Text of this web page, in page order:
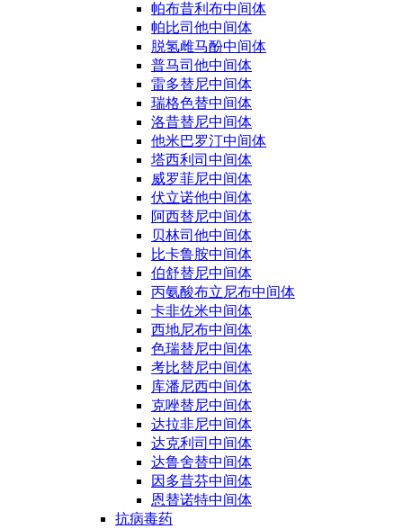
帕布昔利布中间体
帕比司他中间体
脱氢雌马酚中间体
普马司他中间体
雷多替尼中间体
瑞格色替中间体
洛昔替尼中间体
他米巴罗汀中间体
塔西利司中间体
威罗菲尼中间体
伏立诺他中间体
阿西替尼中间体
贝林司他中间体
比卡鲁胺中间体
伯舒替尼中间体
丙氨酸布立尼布中间体
卡非佐米中间体
西地尼布中间体
色瑞替尼中间体
考比替尼中间体
库潘尼西中间体
克唑替尼中间体
达拉非尼中间体
达克利司中间体
达鲁舍替中间体
因多昔芬中间体
恩替诺特中间体
抗病毒药